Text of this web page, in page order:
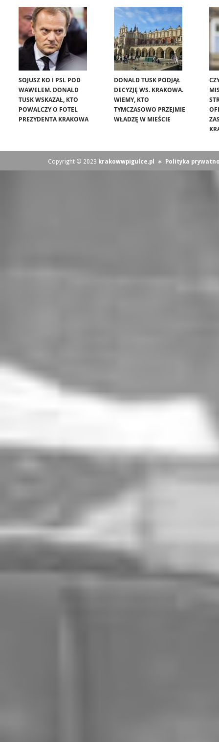
SOJUSZ KO I PSL POD
WAWELEM. DONALD
TUSK WSKAZAŁ, KTO
POWALCZY O FOTEL
PREZYDENTA KRAKOWA
DONALD TUSK PODJĄŁ
DECYZJĘ WS. KRAKOWA.
WIEMY, KTO
TYMCZASOWO PRZEJMIE
WŁADZĘ W MIEŚCIE
Copyright © 2023 krakowwpigulce.pl ∗ Polityka